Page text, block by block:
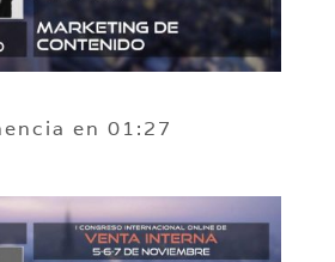
en 01:27